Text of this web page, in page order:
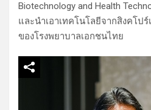
Biotechnology and Health
และนำเอาเทคโนโลยีจากสิงคโป
ของโรงพยาบาลเอกชนไทย